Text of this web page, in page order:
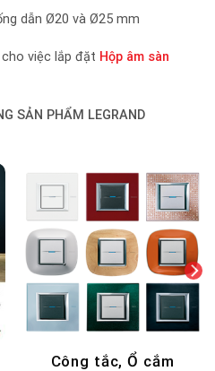
dẫn Ø20 và Ø25 mm
việc lắp đặt Hộp âm sàn
SẢN PHẨM LEGRAND
Hộp âm sàn